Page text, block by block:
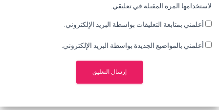
لاستخدامها المرة المقبلة في تعليقي.
أعلمني بمتابعة التعليقات بواسطة البريد الإلكتروني.
أعلمني بالمواضيع الجديدة بواسطة البريد الإلكتروني.